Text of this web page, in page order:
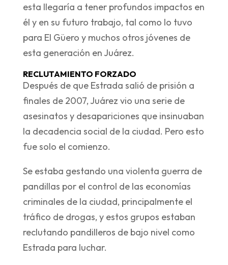
esta llegaría a tener profundos impactos en
él y en su futuro trabajo, tal como lo tuvo
para El Güero y muchos otros jóvenes de
esta generación en Juárez.
RECLUTAMIENTO FORZADO
Después de que Estrada salió de prisión a
finales de 2007, Juárez vio una serie de
asesinatos y desapariciones que insinuaban
la decadencia social de la ciudad. Pero esto
fue solo el comienzo.
Se estaba gestando una violenta guerra de
pandillas por el control de las economías
criminales de la ciudad, principalmente el
tráfico de drogas, y estos grupos estaban
reclutando pandilleros de bajo nivel como
Estrada para luchar.